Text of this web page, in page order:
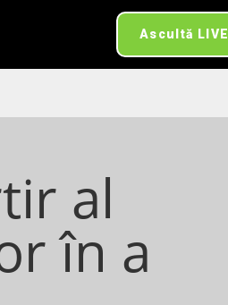
Ascultă LIVE
al
în a